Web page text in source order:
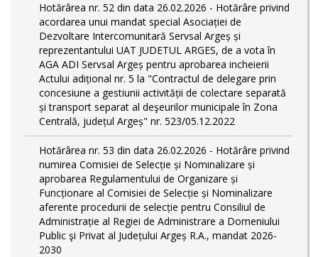
Hotărârea nr. 52 din data 26.02.2026 - Hotărâre privind
acordarea unui mandat special Asociației de
Dezvoltare Intercomunitară Servsal Argeș și
reprezentantului UAT JUDETUL ARGES, de a vota în
AGA ADI Servsal Argeș pentru aprobarea incheierii
Actului adițional nr. 5 la "Contractul de delegare prin
concesiune a gestiunii activității de colectare separată
și transport separat al deşeurilor municipale în Zona
Centrală, județul Argeș" nr. 523/05.12.2022
Hotărârea nr. 53 din data 26.02.2026 - Hotărâre privind
numirea Comisiei de Selecție și Nominalizare și
aprobarea Regulamentului de Organizare și
Funcționare al Comisiei de Selecție și Nominalizare
aferente procedurii de selecție pentru Consiliul de
Administrație al Regiei de Administrare a Domeniului
Public şi Privat al Județului Argeș R.A., mandat 2026-
2030